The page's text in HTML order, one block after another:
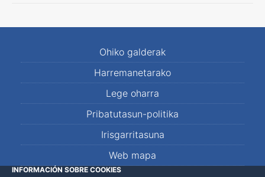
Ohiko galderak
Harremanetarako
Lege oharra
Pribatutasun-politika
Irisgarritasuna
Web mapa
INFORMACIÓN SOBRE COOKIES